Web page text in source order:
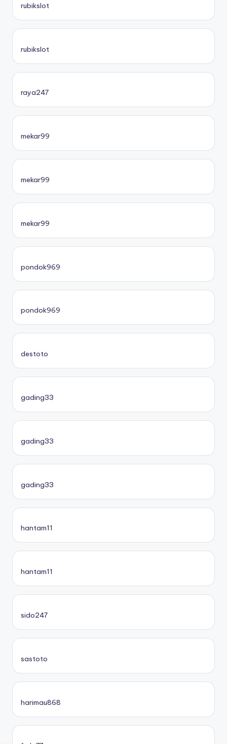
rubikslot
rubikslot
raya247
mekar99
mekar99
mekar99
pondok969
pondok969
destoto
gading33
gading33
gading33
hantam11
hantam11
sido247
sastoto
harimau868